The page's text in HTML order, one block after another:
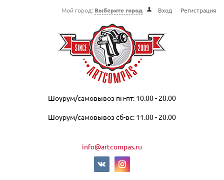
Мой город: Выберите город Вход Регистрация
Шоурум/самовывоз пн-пт: 10.00 - 20.00
Шоурум/самовывоз сб-вс: 11.00 - 20.00
info@artcompas.ru